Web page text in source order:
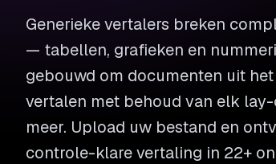
Generieke vertalers breken
— tabellen, grafieken en
gebouwd om documenten uit
vertalen met behoud van elk lay-
meer. Upload uw bestand en
controle-klare vertaling in 22+